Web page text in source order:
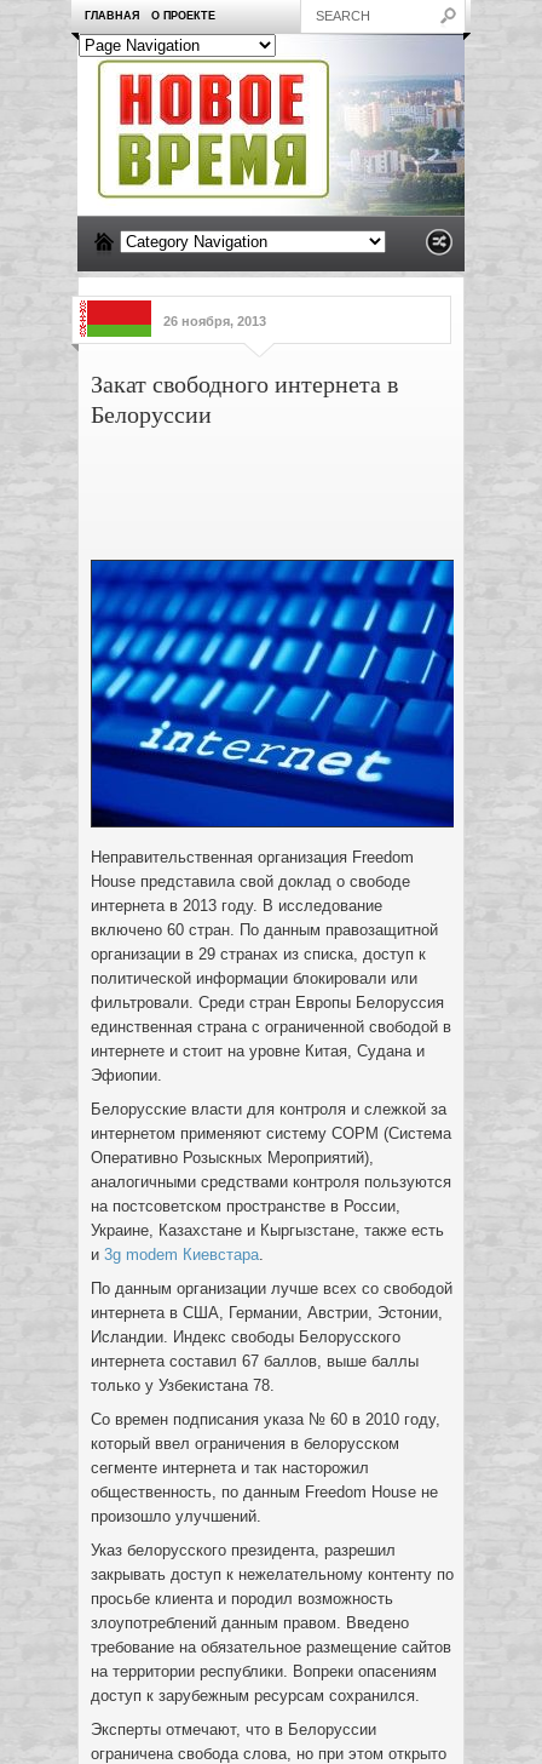
ГЛАВНАЯ О ПРОЕКТЕ
26 ноября, 2013
Закат свободного интернета в
Белоруссии
Неправительственная организация Freedom
House представила свой доклад о свободе
интернета в 2013 году. В исследование
включено 60 стран. По данным правозащитной
организации в 29 странах из списка, доступ к
политической информации блокировали или
фильтровали. Среди стран Европы Белоруссия
единственная страна с ограниченной свободой в
интернете и стоит на уровне Китая, Судана и
Эфиопии.
Белорусские власти для контроля и слежкой за
интернетом применяют систему СОРМ (Система
Оперативно Розыскных Мероприятий),
аналогичными средствами контроля пользуются
на постсоветском пространстве в России,
Украине, Казахстане и Кыргызстане, также есть
и 3g modem Киевстара.
По данным организации лучше всех со свободой
интернета в США, Германии, Австрии, Эстонии,
Исландии. Индекс свободы Белорусского
интернета составил 67 баллов, выше баллы
только у Узбекистана 78.
Со времен подписания указа № 60 в 2010 году,
который ввел ограничения в белорусском
сегменте интернета и так насторожил
общественность, по данным Freedom House не
произошло улучшений.
Указ белорусского президента, разрешил
закрывать доступ к нежелательному контенту по
просьбе клиента и породил возможность
злоупотреблений данным правом. Введено
требование на обязательное размещение сайтов
на территории республики. Вопреки опасениям
доступ к зарубежным ресурсам сохранился.
Эксперты отмечают, что в Белоруссии
ограничена свобода слова, но при этом открыто